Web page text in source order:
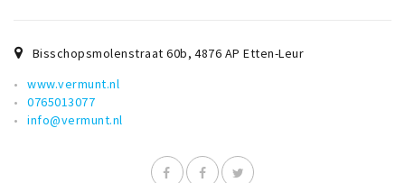
Recreation
Shops
Shopping areas
Bisschopsmolenstraat 60b,4876 AP Etten-Leur
www.vermunt.nl
0765013077
info@vermunt.nl